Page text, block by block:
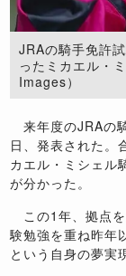
JRAの騎手免許
ったミカエル・
Images）
来年度のJRAの
日、発表された。
カエル・ミシェル
が分かった。
この1年、拠点
験勉強を重ね昨年
という自身の夢実